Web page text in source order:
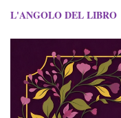
L'ANGOLO DEL LIBRO